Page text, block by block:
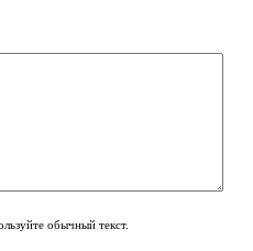
обычный текст.